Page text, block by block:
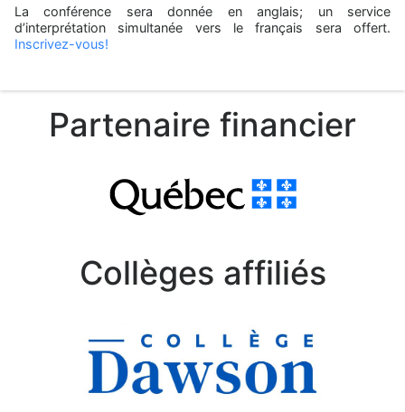
La conférence sera donnée en anglais; un service
d’interprétation simultanée vers le français sera offert.
Inscrivez-vous!
Partenaire financier
Collèges affiliés